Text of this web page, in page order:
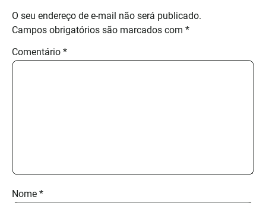
O seu endereço de e-mail não será publicado.
Campos obrigatórios são marcados com *
Comentário *
Nome *